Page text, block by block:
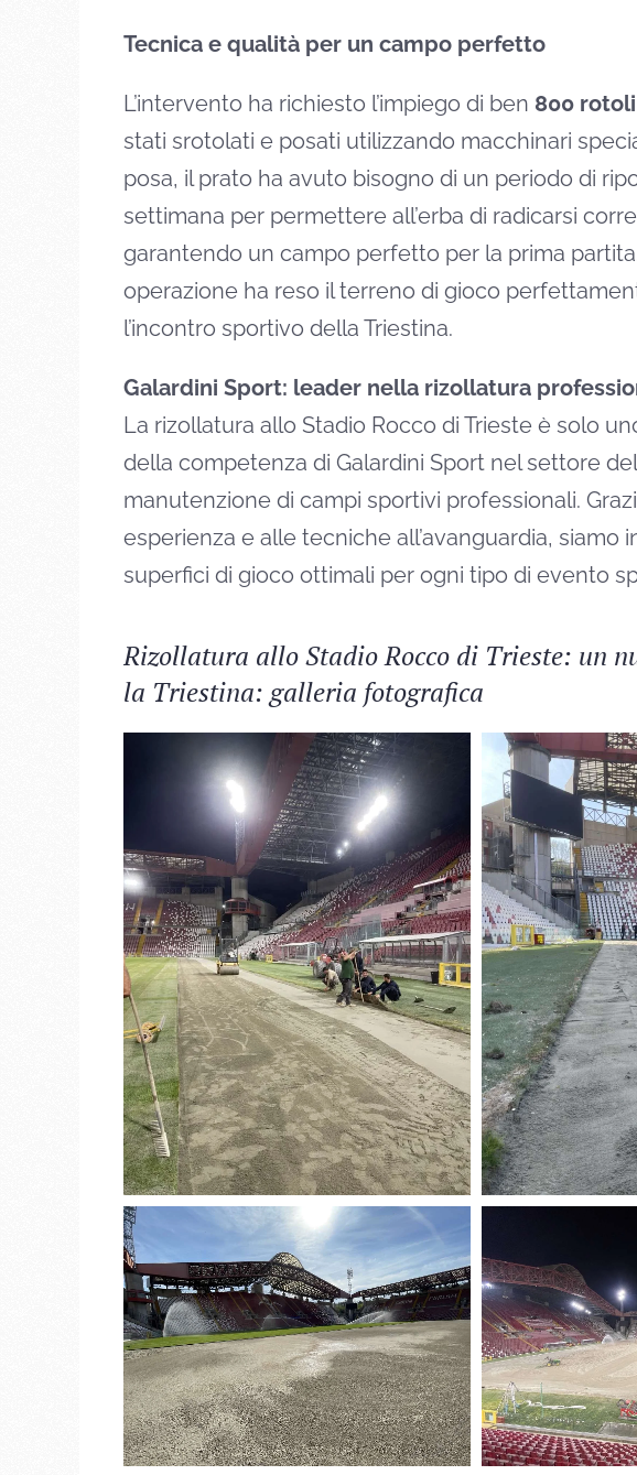
Tecnica e qualità per un campo perfetto
L’intervento ha richiesto l’impiego di ben 800
stati srotolati e posati utilizzando macchinari
posa, il prato ha avuto bisogno di un periodo di
settimana per permettere all’erba di radicarsi
garantendo un campo perfetto per la prima
operazione ha reso il terreno di gioco
l’incontro sportivo della Triestina.
Galardini Sport: leader nella rizollatura
La rizollatura allo Stadio Rocco di Trieste è solo
della competenza di Galardini Sport nel settore
manutenzione di campi sportivi professionali.
esperienza e alle tecniche all’avanguardia, siamo
superfici di gioco ottimali per ogni tipo di evento
Rizollatura allo Stadio Rocco di Trieste: un
la Triestina: galleria fotografica